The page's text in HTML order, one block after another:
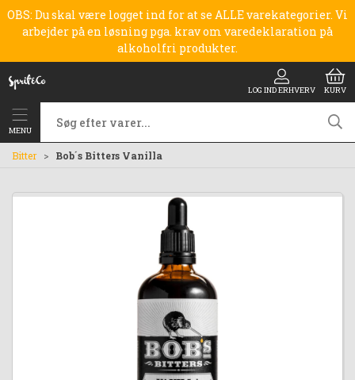
OBS: Du skal være logget ind for at se ALLE varekategorier. Vi
arbejder på en løsning pga. krav om varedeklaration på
alkoholfri produkter.
LOG IND ERHVERV KURV
MENU
Bitter Bob´s Bitters Vanilla